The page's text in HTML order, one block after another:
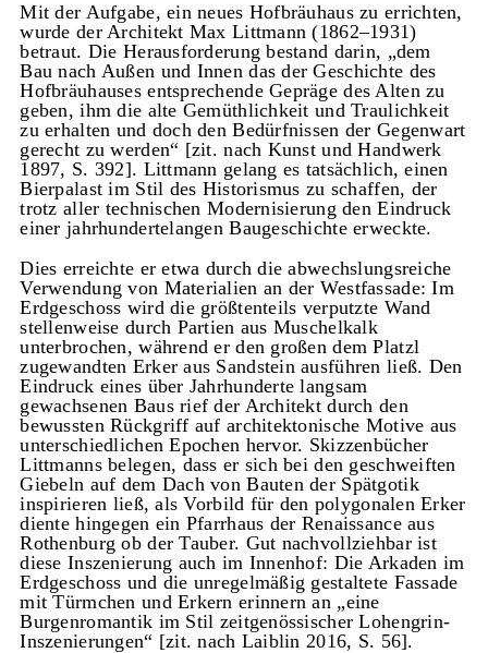
Mit der Aufgabe, ein neues Hofbräuhaus zu errichten,
wurde der Architekt Max Littmann (1862–1931)
betraut. Die Herausforderung bestand darin, „dem
Bau nach Außen und Innen das der Geschichte des
Hofbräuhauses entsprechende Gepräge des Alten zu
geben, ihm die alte Gemüthlichkeit und Traulichkeit
zu erhalten und doch den Bedürfnissen der Gegenwart
gerecht zu werden“ [zit. nach Kunst und Handwerk
1897, S. 392]. Littmann gelang es tatsächlich, einen
Bierpalast im Stil des Historismus zu schaffen, der
trotz aller technischen Modernisierung den Eindruck
einer jahrhundertelangen Baugeschichte erweckte.
Dies erreichte er etwa durch die abwechslungsreiche
Verwendung von Materialien an der Westfassade: Im
Erdgeschoss wird die größtenteils verputzte Wand
stellenweise durch Partien aus Muschelkalk
unterbrochen, während er den großen dem Platzl
zugewandten Erker aus Sandstein ausführen ließ. Den
Eindruck eines über Jahrhunderte langsam
gewachsenen Baus rief der Architekt durch den
bewussten Rückgriff auf architektonische Motive aus
unterschiedlichen Epochen hervor. Skizzenbücher
Littmanns belegen, dass er sich bei den geschweiften
Giebeln auf dem Dach von Bauten der Spätgotik
inspirieren ließ, als Vorbild für den polygonalen Erker
diente hingegen ein Pfarrhaus der Renaissance aus
Rothenburg ob der Tauber. Gut nachvollziehbar ist
diese Inszenierung auch im Innenhof: Die Arkaden im
Erdgeschoss und die unregelmäßig gestaltete Fassade
mit Türmchen und Erkern erinnern an „eine
Burgenromantik im Stil zeitgenössischer Lohengrin-
Inszenierungen“ [zit. nach Laiblin 2016, S. 56].